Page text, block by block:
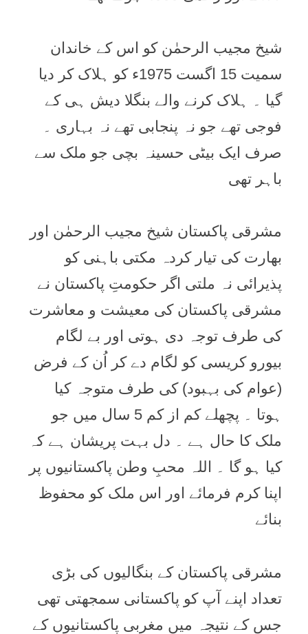
شیخ مجیب الرحمٰن کو اس کے خاندان
سمیت 15 اگست 1975ء کو ہلاک کر دیا
گیا ۔ ہلاک کرنے والے بنگلا دیش ہی کے
فوجی تھے جو نہ پنجابی تھے نہ بہاری ۔
صرف ایک بیٹی حسینہ بچی جو ملک سے
باہر تھی
مشرقی پاکستان شیخ مجیب الرحمٰن اور
بھارت کی تیار کردہ مکتی باہنی کو
پذیرائی نہ ملتی اگر حکومتِ پاکستان نے
مشرقی پاکستان کی معیشت و معاشرت
کی طرف توجہ دی ہوتی اور بے لگام
بیورو کریسی کو لگام دے کر اُن کے فرض
(عوام کی بہبود) کی طرف متوجہ کیا
ہوتا ۔ پچھلے کم از کم 5 سال میں جو
ملک کا حال ہے ۔ دل بہت پریشان ہے کہ
کیا ہو گا ۔ اللہ محبِ وطن پاکستانیوں پر
اپنا کرم فرمائے اور اس ملک کو محفوظ
بنائے
مشرقی پاکستان کے بنگالیوں کی بڑی
تعداد اپنے آپ کو پاکستانی سمجھتی تھی
جس کے نتیجہ میں مغربی پاکستانیوں کے